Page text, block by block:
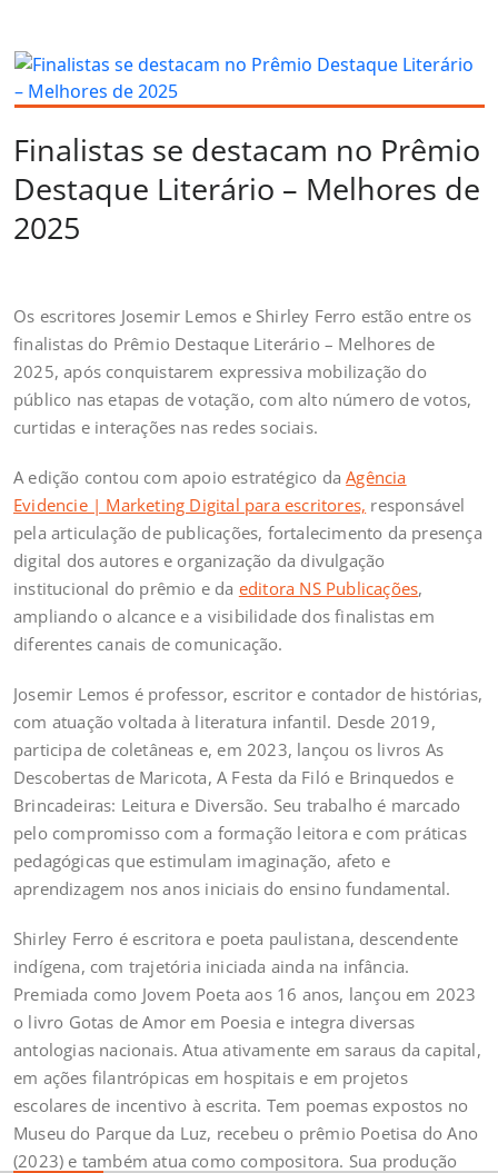
Finalistas se destacam no Prêmio
Destaque Literário – Melhores de
2025
Os escritores Josemir Lemos e Shirley Ferro estão entre os
finalistas do Prêmio Destaque Literário – Melhores de
2025, após conquistarem expressiva mobilização do
público nas etapas de votação, com alto número de votos,
curtidas e interações nas redes sociais.
A edição contou com apoio estratégico daAgência
Evidencie | Marketing Digital para escritores, responsável
pela articulação de publicações, fortalecimento da presença
digital dos autores e organização da divulgação
institucional do prêmio e da editora NS Publicações,
ampliando o alcance e a visibilidade dos finalistas em
diferentes canais de comunicação.
Josemir Lemos é professor, escritor e contador de histórias,
com atuação voltada à literatura infantil. Desde 2019,
participa de coletâneas e, em 2023, lançou os livros As
Descobertas de Maricota, A Festa da Filó e Brinquedos e
Brincadeiras: Leitura e Diversão. Seu trabalho é marcado
pelo compromisso com a formação leitora e com práticas
pedagógicas que estimulam imaginação, afeto e
aprendizagem nos anos iniciais do ensino fundamental.
Shirley Ferro é escritora e poeta paulistana, descendente
indígena, com trajetória iniciada ainda na infância.
Premiada como Jovem Poeta aos 16 anos, lançou em 2023
o livro Gotas de Amor em Poesia e integra diversas
antologias nacionais. Atua ativamente em saraus da capital,
em ações filantrópicas em hospitais e em projetos
escolares de incentivo à escrita. Tem poemas expostos no
Museu do Parque da Luz, recebeu o prêmio Poetisa do Ano
(2023) e também atua como compositora. Sua produção